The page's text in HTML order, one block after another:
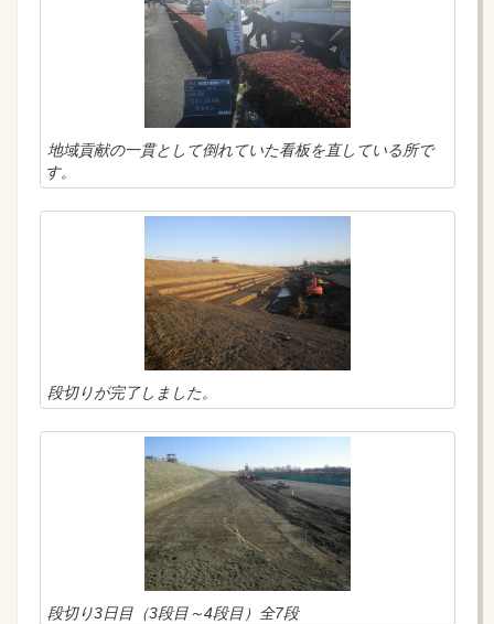
地域貢献の一貫として倒れていた看板を直している所で
す。
段切りが完了しました。
段切り3日目（3段目～4段目）全7段